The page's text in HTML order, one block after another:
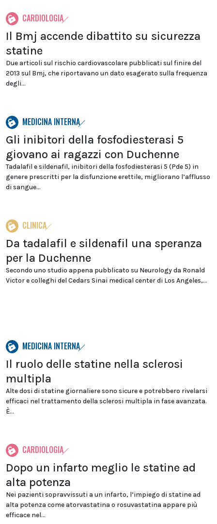
CARDIOLOGIA
Il Bmj accende dibattito su sicurezza
statine
Due articoli sul rischio cardiovascolare pubblicati sul finire del
2013 sul Bmj, che riportavano un dato esagerato sulla frequenza
degli...
MEDICINA INTERNA
Gli inibitori della fosfodiesterasi 5
giovano ai ragazzi con Duchenne
Tadalafil e sildenafil, inibitori della fosfodiesterasi 5 (Pde 5) in
genere prescritti per la disfunzione erettile, migliorano l’afflusso
di sangue...
CLINICA
Da tadalafil e sildenafil una speranza
per la Duchenne
Secondo uno studio appena pubblicato su Neurology da Ronald
Victor e colleghi del Cedars Sinai medical center di Los Angeles,...
MEDICINA INTERNA
Il ruolo delle statine nella sclerosi
multipla
Alte dosi di statine giornaliere sono sicure e potrebbero rivelarsi
efficaci nel trattamento della sclerosi multipla in fase avanzata.
È...
CARDIOLOGIA
Dopo un infarto meglio le statine ad
alta potenza
Nei pazienti sopravvissuti a un infarto, l’impiego di statine ad
alta potenza come atorvastatina o rosuvastatina appare più
efficace nel...